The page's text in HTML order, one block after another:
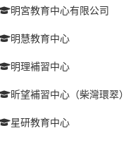
明宮教育中心有限公司
明慧教育中心
明理補習中心
昕望補習中心（柴灣環翠）
星研教育中心